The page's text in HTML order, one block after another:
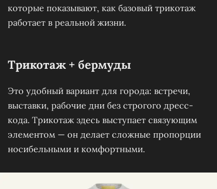
которые показывают, как базовый трикотаж
работает в реальной жизни.
Трикотаж + бермуды
Это удобный вариант для города: встречи,
выставки, рабочие дни без строгого дресс-
кода. Трикотаж здесь выступает связующим
элементом — он делает сложные пропорции
носибельными и комфортными.